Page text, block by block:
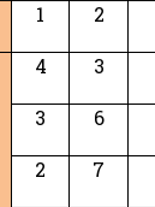
1 2
4 3
3 6
2 7